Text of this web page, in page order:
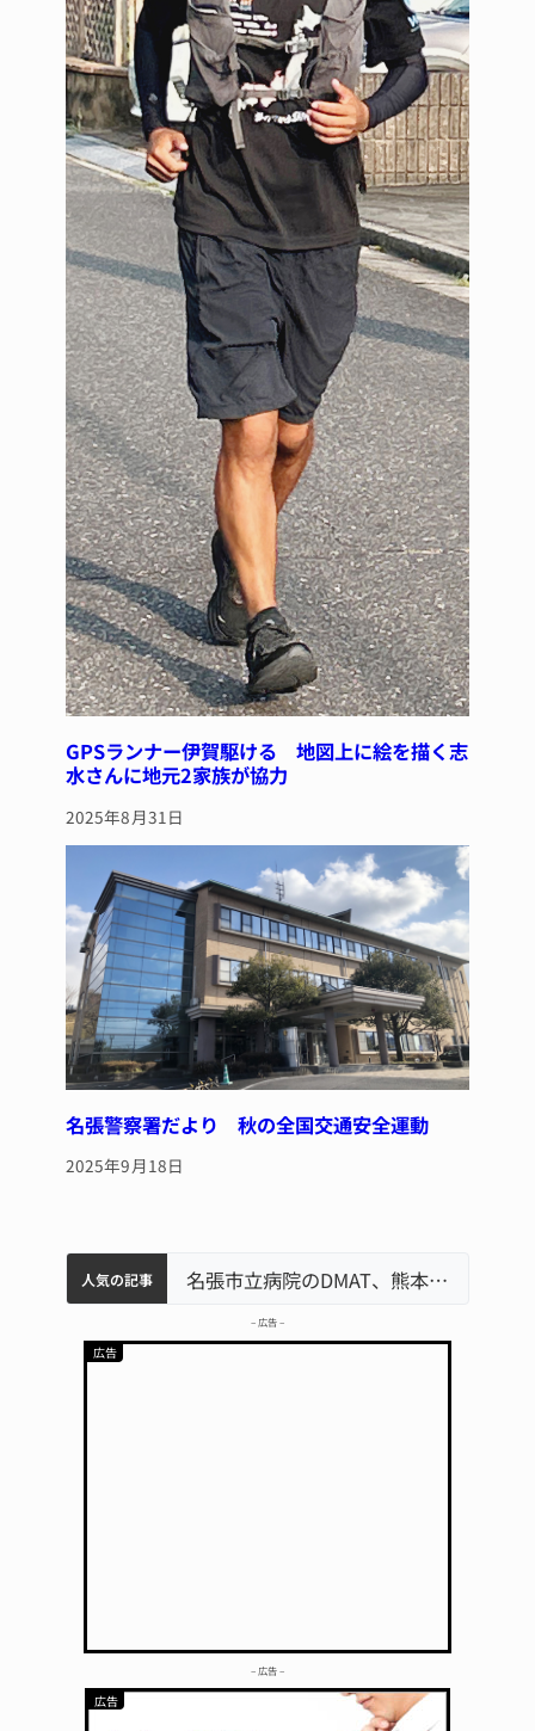
GPSランナー伊賀駆ける 地図上に絵を描く志
水さんに地元2家族が協力
2025年8月31日
名張警察署だより 秋の全国交通安全運動
2025年9月18日
人気の記事
名張市水道料金47％値上げへ 答申案、審議会で大筋まとまる
器物損壊容疑で83歳女逮捕 伊賀署
中学校の陶壁モニュメント 地元建設会社がボランティアで清掃 伊賀名張市立病院のDMAT、熊本地震の被災地へ 能登以来3回目の派遣 「息子が妊娠させた」母娘だまされ400万円詐欺被害 名張
– 広告 –
– 広告 –